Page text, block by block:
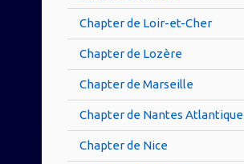
Chapter de Loir-et-Cher
Chapter de Lozère
Chapter de Marseille
Chapter de Nantes Atlantique
Chapter de Nice